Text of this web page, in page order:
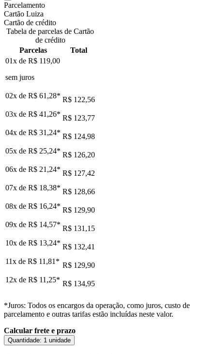
Parcelamento
Cartão Luiza
Cartão de crédito
Tabela de parcelas de Cartão
de crédito
Parcelas
Total
01x de R$ 119,00
sem juros
02x de R$ 61,28* R$ 122,56
03x de R$ 41,26* R$ 123,77
04x de R$ 31,24* R$ 124,98
05x de R$ 25,24* R$ 126,20
06x de R$ 21,24* R$ 127,42
07x de R$ 18,38* R$ 128,66
08x de R$ 16,24* R$ 129,90
09x de R$ 14,57* R$ 131,15
10x de R$ 13,24* R$ 132,41
11x de R$ 11,81 * R$ 129,90
12x de R$ 11,25* R$ 134,95
*Juros: Todos os encargos da operação, como juros, custo de
parcelamento e outras tarifas estão incluídas neste valor.
Calcular frete e prazo
Quantidade: 1 unidade